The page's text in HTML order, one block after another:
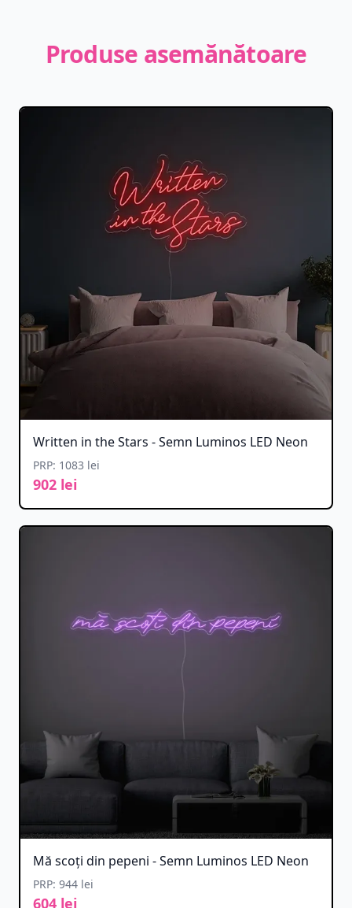
Produse asemănătoare
Written in the Stars - Semn Luminos LED Neon
PRP: 1083 lei
902 lei
Mă scoți din pepeni - Semn Luminos LED Neon
PRP: 944 lei
604 lei